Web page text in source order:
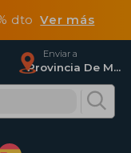
dtoVer más
Enviar a
Provincia De Madrid